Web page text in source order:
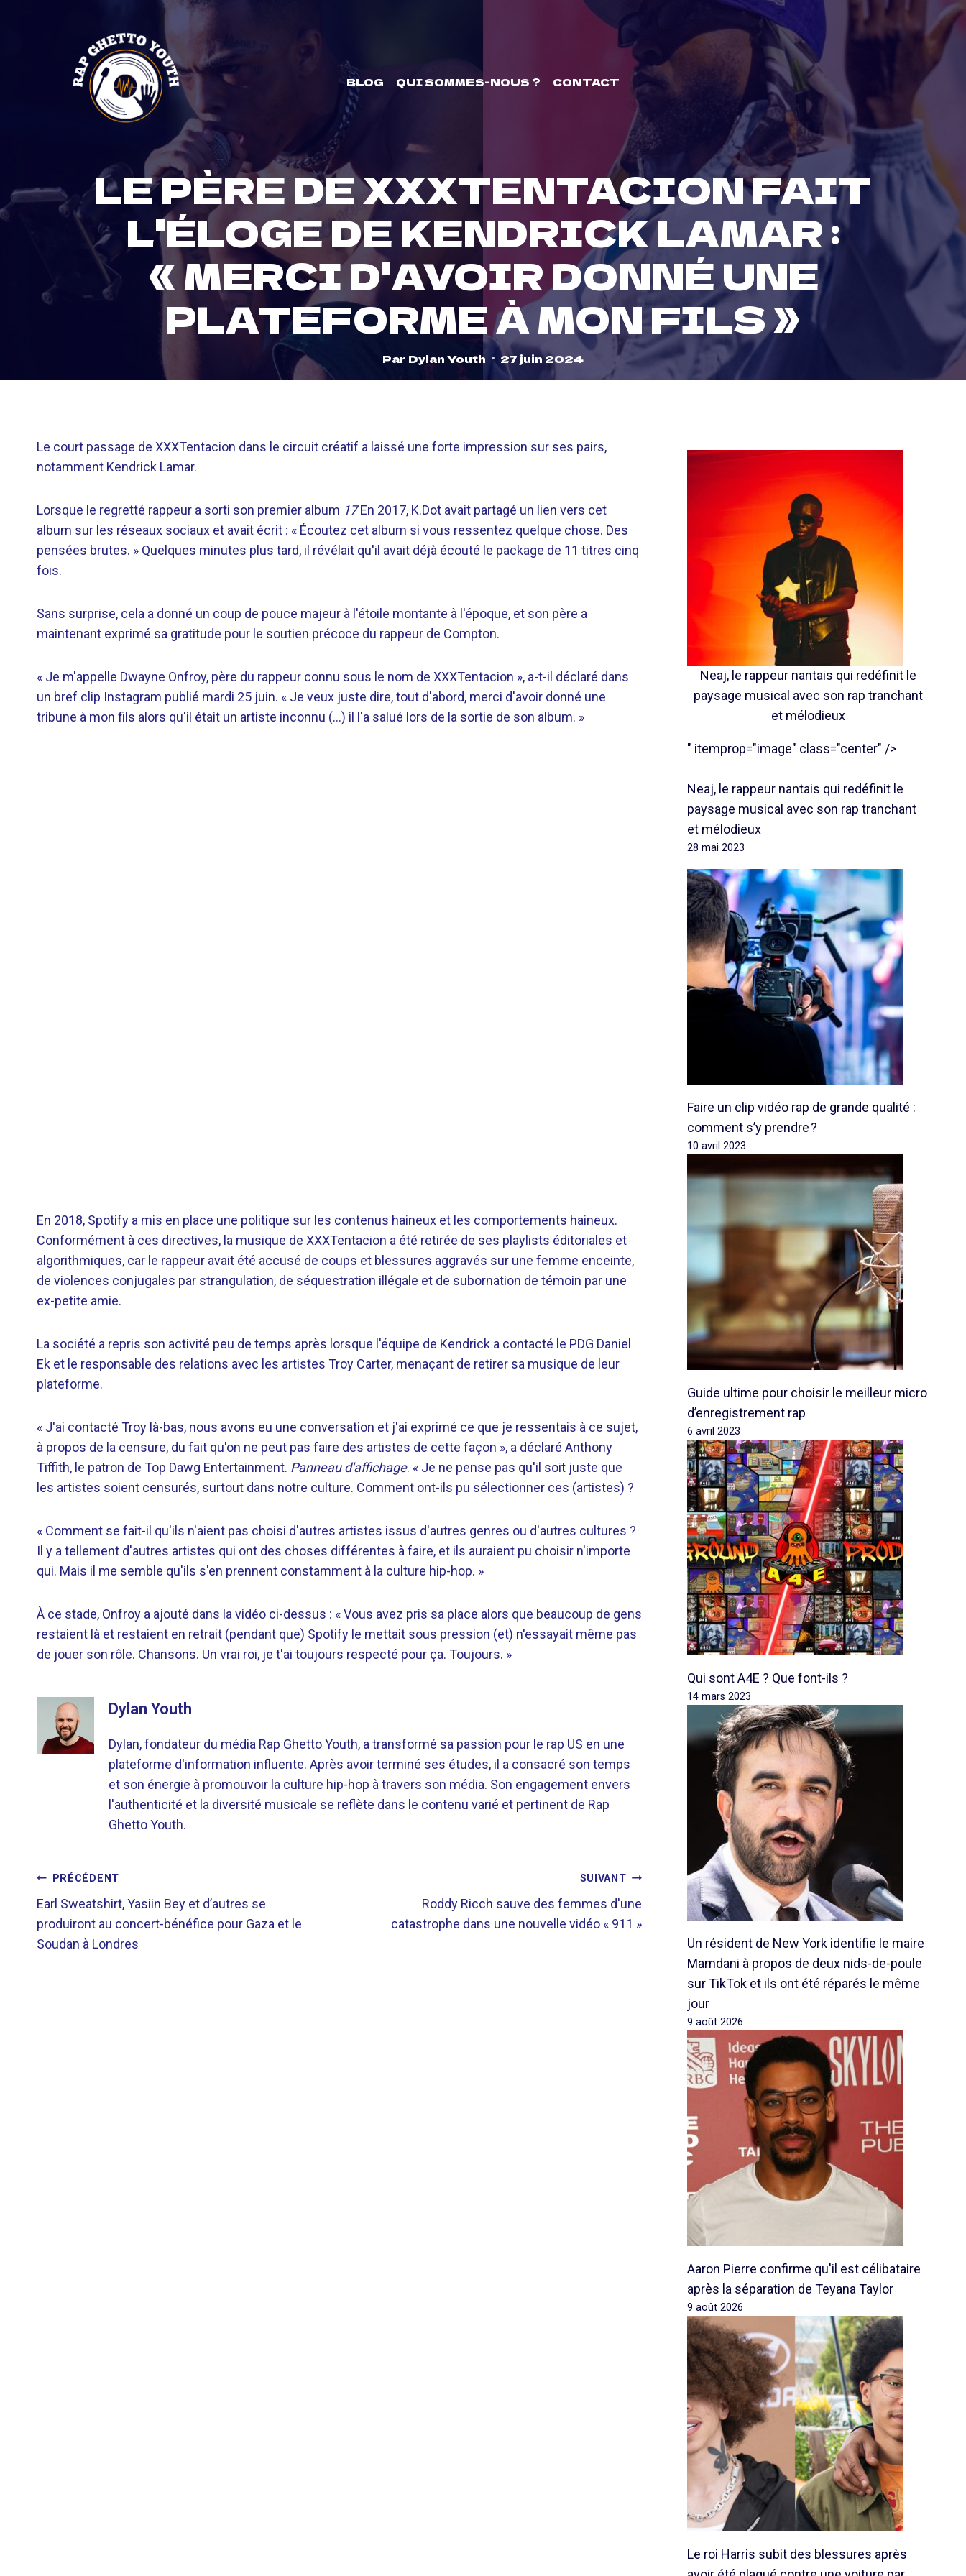
BLOG QUI SOMMES-NOUS ? CONTACT
LE PÈRE DE XXXTENTACION FAIT
L'ÉLOGE DE KENDRICK LAMAR :
« MERCI D'AVOIR DONNÉ UNE
PLATEFORME À MON FILS »
Par Dylan Youth 27 juin 2024
Le court passage de XXXTentacion dans le circuit créatif a laissé une forte impression sur ses pairs,
notamment Kendrick Lamar.
Lorsque le regretté rappeur a sorti son premier album 17En 2017, K.Dot avait partagé un lien vers cet
album sur les réseaux sociaux et avait écrit : « Écoutez cet album si vous ressentez quelque chose. Des
pensées brutes. » Quelques minutes plus tard, il révélait qu'il avait déjà écouté le package de 11 titres cinq
fois.
Sans surprise, cela a donné un coup de pouce majeur à l'étoile montante à l'époque, et son père a
maintenant exprimé sa gratitude pour le soutien précoce du rappeur de Compton.
« Je m'appelle Dwayne Onfroy, père du rappeur connu sous le nom de XXXTentacion », a-t-il déclaré dans
un bref clip Instagram publié mardi 25 juin. « Je veux juste dire, tout d'abord, merci d'avoir donné une
tribune à mon fils alors qu'il était un artiste inconnu (…) il l'a salué lors de la sortie de son album. »
En 2018, Spotify a mis en place une politique sur les contenus haineux et les comportements haineux.
Conformément à ces directives, la musique de XXXTentacion a été retirée de ses playlists éditoriales et
algorithmiques, car le rappeur avait été accusé de coups et blessures aggravés sur une femme enceinte,
de violences conjugales par strangulation, de séquestration illégale et de subornation de témoin par une
ex-petite amie.
La société a repris son activité peu de temps après lorsque l'équipe de Kendrick a contacté le PDG Daniel
Ek et le responsable des relations avec les artistes Troy Carter, menaçant de retirer sa musique de leur
plateforme.
« J'ai contacté Troy là-bas, nous avons eu une conversation et j'ai exprimé ce que je ressentais à ce sujet,
à propos de la censure, du fait qu'on ne peut pas faire des artistes de cette façon », a déclaré Anthony
Tiffith, le patron de Top Dawg Entertainment. Panneau d'affichage. « Je ne pense pas qu'il soit juste que
les artistes soient censurés, surtout dans notre culture. Comment ont-ils pu sélectionner ces (artistes) ?
« Comment se fait-il qu'ils n'aient pas choisi d'autres artistes issus d'autres genres ou d'autres cultures ?
Il y a tellement d'autres artistes qui ont des choses différentes à faire, et ils auraient pu choisir n'importe
qui. Mais il me semble qu'ils s'en prennent constamment à la culture hip-hop. »
À ce stade, Onfroy a ajouté dans la vidéo ci-dessus : « Vous avez pris sa place alors que beaucoup de gens
restaient là et restaient en retrait (pendant que) Spotify le mettait sous pression (et) n'essayait même pas
de jouer son rôle. Chansons. Un vrai roi, je t'ai toujours respecté pour ça. Toujours. »
Dylan Youth
Dylan, fondateur du média Rap Ghetto Youth, a transformé sa passion pour le rap US en une
plateforme d'information influente. Après avoir terminé ses études, il a consacré son temps
et son énergie à promouvoir la culture hip-hop à travers son média. Son engagement envers
l'authenticité et la diversité musicale se reflète dans le contenu varié et pertinent de Rap
Ghetto Youth.
NAVIGATION
DE
L’ARTICLE
PRÉCÉDENT
Earl Sweatshirt, Yasiin Bey et d’autres se
produiront au concert-bénéfice pour Gaza et le
Soudan à Londres
SUIVANT
Roddy Ricch sauve des femmes d'une
catastrophe dans une nouvelle vidéo « 911 »
Neaj, le rappeur nantais qui redéfinit le
paysage musical avec son rap tranchant
et mélodieux
" itemprop="image" class="center" />
Neaj, le rappeur nantais qui redéfinit le
paysage musical avec son rap tranchant
et mélodieux
28 mai 2023
Faire un clip vidéo rap de grande qualité :
comment s’y prendre ?
10 avril 2023
Guide ultime pour choisir le meilleur micro
d’enregistrement rap
6 avril 2023
Qui sont A4E ? Que font-ils ?
14 mars 2023
Un résident de New York identifie le maire
Mamdani à propos de deux nids-de-poule
sur TikTok et ils ont été réparés le même
jour
9 août 2026
Aaron Pierre confirme qu'il est célibataire
après la séparation de Teyana Taylor
9 août 2026
Le roi Harris subit des blessures après